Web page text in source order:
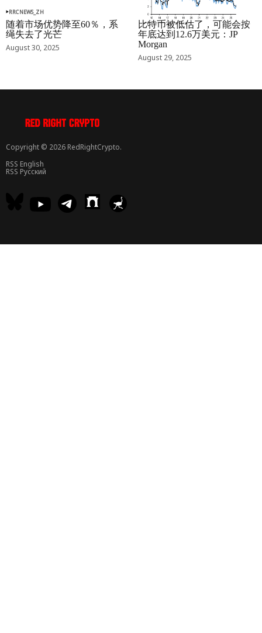
RRCNEWS_ZH
随着市场优势降至60％，系
绳失去了光芒
August 30, 2025
RRCNEWS_ZH
比特币被低估了，可能会按
年底达到12.6万美元：JP
Morgan
August 29, 2025
Copyright © 2026 RedRightCrypto.
RSS English
RSS Русский